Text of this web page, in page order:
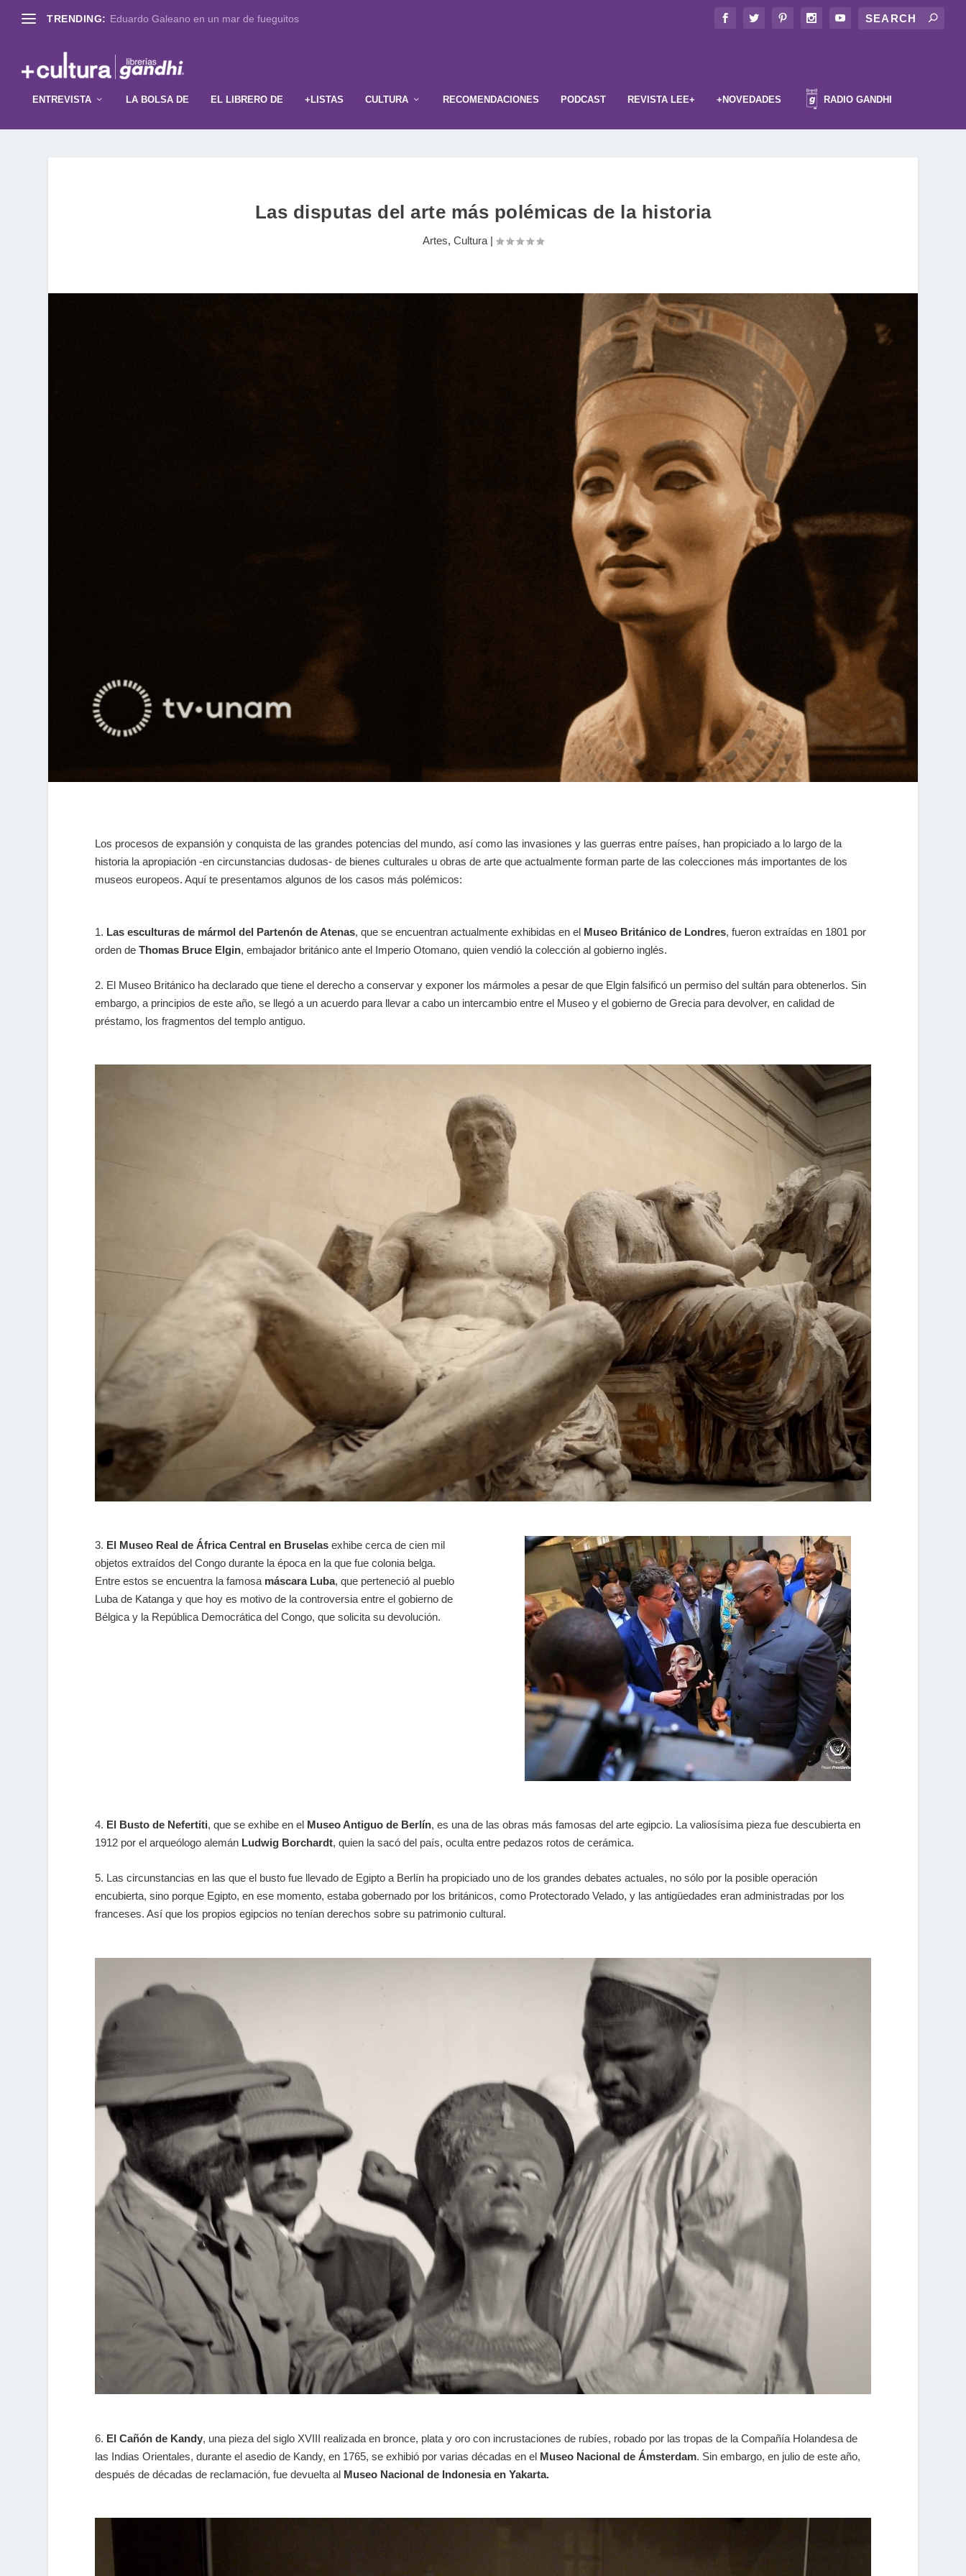
TRENDING: Eduardo Galeano en un mar de fueguitos
ENTREVISTA LA BOLSA DE EL LIBRERO DE +LISTAS CULTURA RECOMENDACIONES PODCAST REVISTA LEE+ +NOVEDADES RADIO GANDHI
Las disputas del arte más polémicas de la historia
Artes, Cultura |
Los procesos de expansión y conquista de las grandes potencias del mundo, así como las invasiones y las guerras entre países, han propiciado a lo largo de la
historia la apropiación -en circunstancias dudosas- de bienes culturales u obras de arte que actualmente forman parte de las colecciones más importantes de los
museos europeos. Aquí te presentamos algunos de los casos más polémicos:
1. Las esculturas de mármol del Partenón de Atenas, que se encuentran actualmente exhibidas en el Museo Británico de Londres, fueron extraídas en 1801 por
orden de Thomas Bruce Elgin, embajador británico ante el Imperio Otomano, quien vendió la colección al gobierno inglés.
2. El Museo Británico ha declarado que tiene el derecho a conservar y exponer los mármoles a pesar de que Elgin falsificó un permiso del sultán para obtenerlos. Sin
embargo, a principios de este año, se llegó a un acuerdo para llevar a cabo un intercambio entre el Museo y el gobierno de Grecia para devolver, en calidad de
préstamo, los fragmentos del templo antiguo.
3. El Museo Real de África Central en Bruselas exhibe cerca de cien mil
objetos extraídos del Congo durante la época en la que fue colonia belga.
Entre estos se encuentra la famosa máscara Luba, que perteneció al pueblo
Luba de Katanga y que hoy es motivo de la controversia entre el gobierno de
Bélgica y la República Democrática del Congo, que solicita su devolución.
4. El Busto de Nefertiti, que se exhibe en el Museo Antiguo de Berlín, es una de las obras más famosas del arte egipcio. La valiosísima pieza fue descubierta en
1912 por el arqueólogo alemán Ludwig Borchardt, quien la sacó del país, oculta entre pedazos rotos de cerámica.
5. Las circunstancias en las que el busto fue llevado de Egipto a Berlín ha propiciado uno de los grandes debates actuales, no sólo por la posible operación
encubierta, sino porque Egipto, en ese momento, estaba gobernado por los británicos, como Protectorado Velado, y las antigüedades eran administradas por los
franceses. Así que los propios egipcios no tenían derechos sobre su patrimonio cultural.
6. El Cañón de Kandy, una pieza del siglo XVIII realizada en bronce, plata y oro con incrustaciones de rubíes, robado por las tropas de la Compañía Holandesa de
las Indias Orientales, durante el asedio de Kandy, en 1765, se exhibió por varias décadas en el Museo Nacional de Ámsterdam. Sin embargo, en julio de este año,
después de décadas de reclamación, fue devuelta al Museo Nacional de Indonesia en Yakarta.